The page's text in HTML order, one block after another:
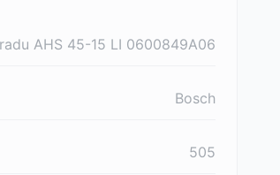
AHS 45-15 LI 0600849A06
Bosch
505